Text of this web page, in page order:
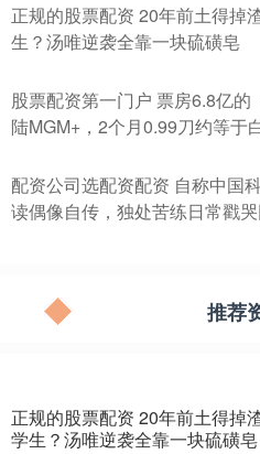
正规的股票配资 20年前土得掉
生？汤唯逆袭全靠一块硫磺皂
股票配资第一门户 票房6.8亿的
陆MGM+，2个月0.99刀约等于
配资公司选配资配资 自称中国
读偶像自传，独处苦练日常戳
推荐
正规的股票配资 20年前土得掉
学生？汤唯逆袭全靠一块硫磺皂